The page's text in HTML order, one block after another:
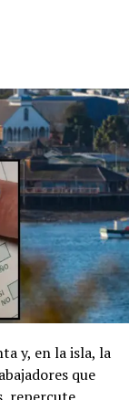
y, en la isla, la
que